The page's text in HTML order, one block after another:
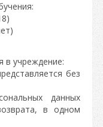
в учреждение:
без
данных
в одном